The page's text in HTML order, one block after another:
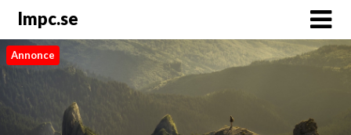
Impc.se
Annonce